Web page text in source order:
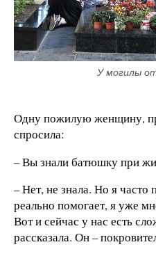
У могилы
Одну пожилую женщину,
спросила:
– Вы знали батюшку при
– Нет, не знала. Но я
реально помогает, я уже
Вот и сейчас у нас есть
рассказала. Он –